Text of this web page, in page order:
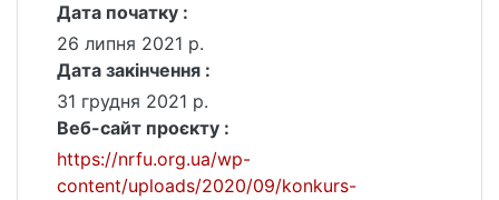
Дата початку :
26 липня 2021 р.
Дата закінчення :
31 грудня 2021 р.
Веб-сайт проєкту :
https://nrfu.org.ua/wp-
content/uploads/2020/09/konkurs-